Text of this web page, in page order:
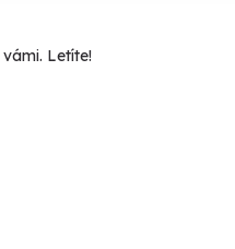
Letíte!